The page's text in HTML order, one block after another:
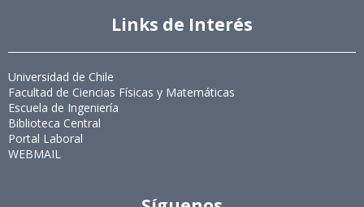
Links de Interés
Universidad de Chile
Facultad de Ciencias Físicas y Matemáticas
Escuela de Ingeniería
Biblioteca Central
Portal Laboral
WEBMAIL